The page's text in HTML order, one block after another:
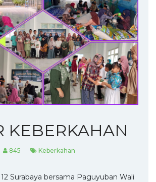
KEBERKAHAN
845 Keberkahan
Surabaya bersama Paguyuban Wali